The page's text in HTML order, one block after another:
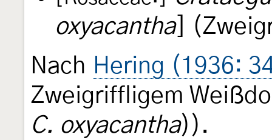
oxyacantha]
Nach Hering (1936:
Zweigriffligem
C. oxyacantha)).